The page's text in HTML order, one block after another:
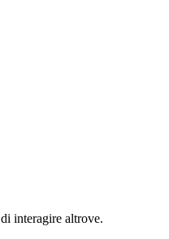
interagire altrove.